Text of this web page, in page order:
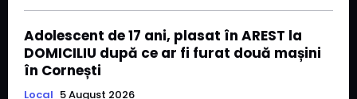
Adolescent de 17 ani, plasat în AREST la
DOMICILIU după ce ar fi furat două mașini
în Cornești
Local 5 August 2026